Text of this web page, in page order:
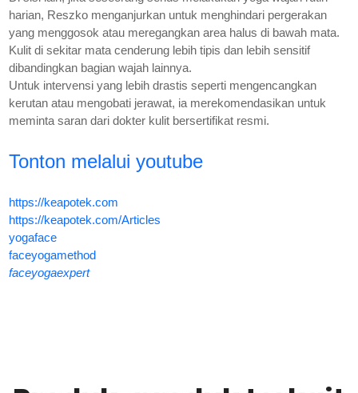
harian, Reszko menganjurkan untuk menghindari pergerakan
yang menggosok atau meregangkan area halus di bawah mata.
Kulit di sekitar mata cenderung lebih tipis dan lebih sensitif
dibandingkan bagian wajah lainnya.
Untuk intervensi yang lebih drastis seperti mengencangkan
kerutan atau mengobati jerawat, ia merekomendasikan untuk
meminta saran dari dokter kulit bersertifikat resmi.
Tonton melalui youtube
https://keapotek.com
https://keapotek.com/Articles
yogaface
faceyogamethod
faceyogaexpert